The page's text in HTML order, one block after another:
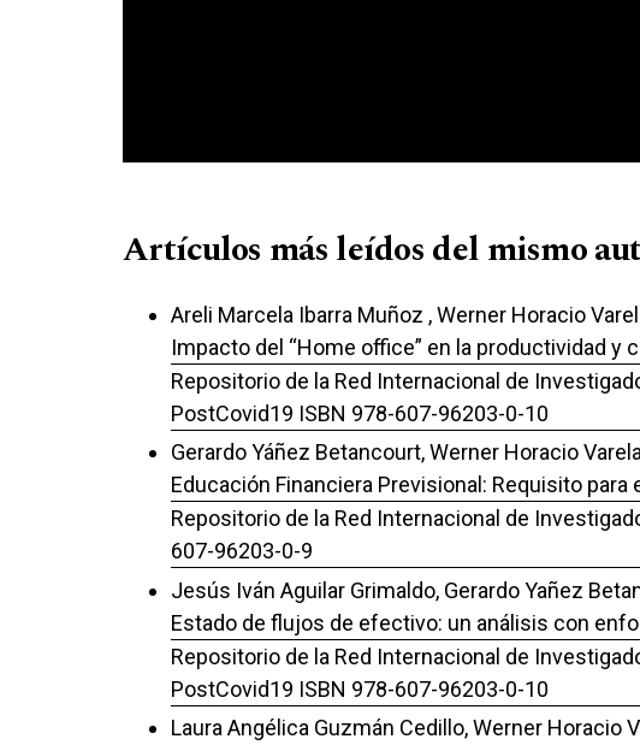
Artículos más leídos del mismo
Areli Marcela Ibarra Muñoz , Werner Horacio
Impacto del “Home office” en la productividad y
Repositorio de la Red Internacional de
PostCovid19 ISBN 978-607-96203-0-10
Gerardo Yáñez Betancourt, Werner Horacio
Educación Financiera Previsional: Requisito
Repositorio de la Red Internacional de
607-96203-0-9
Jesús Iván Aguilar Grimaldo, Gerardo Yañez
Estado de flujos de efectivo: un análisis con
Repositorio de la Red Internacional de
PostCovid19 ISBN 978-607-96203-0-10
Laura Angélica Guzmán Cedillo, Werner Horacio